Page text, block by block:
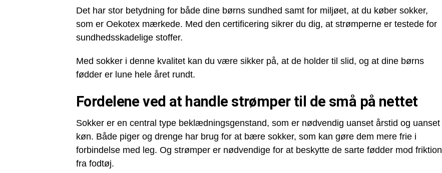
Det har stor betydning for både dine børns sundhed samt for miljøet, at du køber sokker,
som er Oekotex mærkede. Med den certificering sikrer du dig, at strømperne er testede for
sundhedsskadelige stoffer.
Med sokker i denne kvalitet kan du være sikker på, at de holder til slid, og at dine børns
fødder er lune hele året rundt.
Fordelene ved at handle strømper til de små på nettet
Sokker er en central type beklædningsgenstand, som er nødvendig uanset årstid og uanset
køn. Både piger og drenge har brug for at bære sokker, som kan gøre dem mere frie i
forbindelse med leg. Og strømper er nødvendige for at beskytte de sarte fødder mod friktion
fra fodtøj.